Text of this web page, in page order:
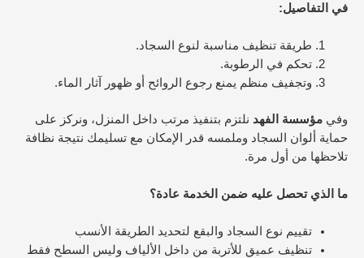
في التفاصيل:
طريقة تنظيف مناسبة لنوع السجاد.
تحكم في الرطوبة.
وتجفيف منظم يمنع رجوع الروائح أو ظهور آثار الماء.
وفي مؤسسة الفهد نلتزم بتنفيذ مرتب داخل المنزل، ونركز على
حماية ألوان السجاد وملمسه قدر الإمكان مع تسليمك نتيجة نظافة
تلاحظها من أول مرة.
ما الذي تحصل عليه ضمن الخدمة عادة؟
تقييم نوع السجاد والبقع لتحديد الطريقة الأنسب
تنظيف عميق للأتربة من داخل الألياف وليس السطح فقط